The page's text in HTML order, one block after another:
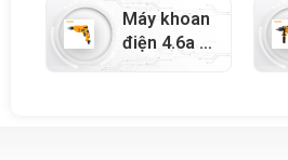
Máy khoan
điện 4.6a –
79711